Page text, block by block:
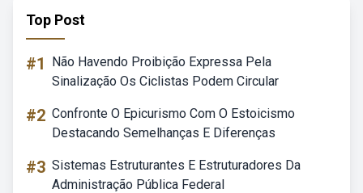
Top Post
#1
Não Havendo Proibição Expressa Pela
Sinalização Os Ciclistas Podem Circular
#2 Confronte O Epicurismo Com O Estoicismo
Destacando Semelhanças E Diferenças
#3 Sistemas Estruturantes E Estruturadores Da
Administração Pública Federal